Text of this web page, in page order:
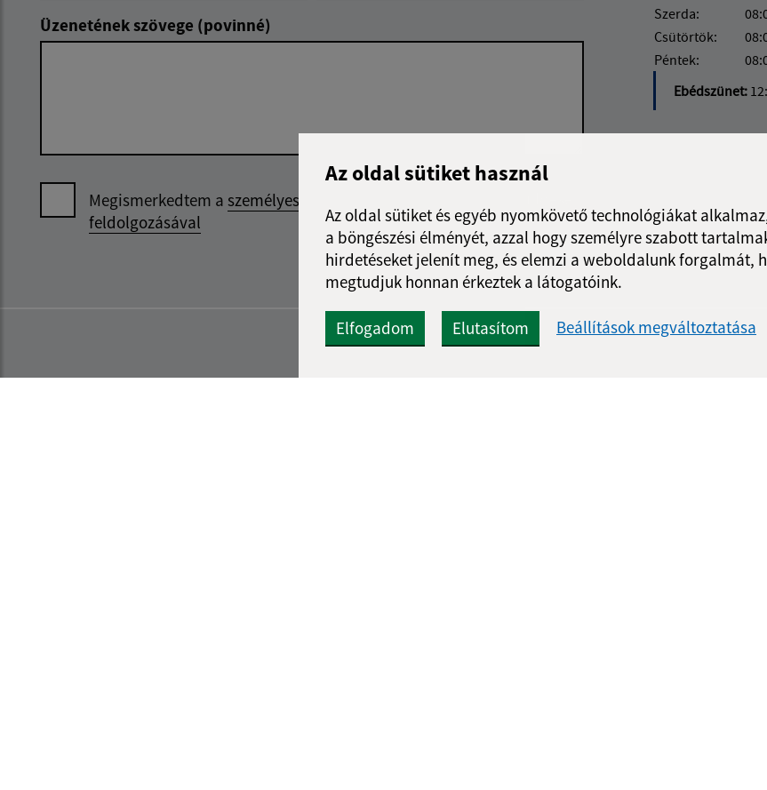
Az oldal sütiket használ
Az oldal sütiket és egyéb nyomkövető technológiákat
a böngészési élményét, azzal hogy személyre szabott
hirdetéseket jelenít meg, és elemzi a weboldalunk forgalmát,
megtudjuk honnan érkeztek a látogatóink.
Elfogadom Elutasítom Beállítások megváltoztatása
Üzenetének szövege (povinné)
Megismerkedtem a személyes adatok
feldolgozásával
Szerda:
Csütörtök:
Péntek:
Ebédszünet: